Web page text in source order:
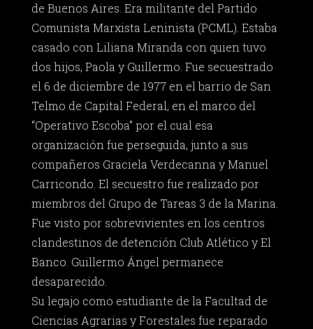
de Buenos Aires. Era militante del Partido
Comunista Marxista Leninista (PCML). Estaba
casado con Liliana Miranda con quien tuvo
dos hijos, Paola y Guillermo. Fue secuestrado
el 6 de diciembre de 1977 en el barrio de San
Telmo de Capital Federal, en el marco del
“Operativo Escoba” por el cual esa
organización fue perseguida, junto a sus
compañeros Graciela Verdecanna y Manuel
Carricondo. El secuestro fue realizado por
miembros del Grupo de Tareas 3 de la Marina.
Fue visto por sobrevivientes en los centros
clandestinos de detención Club Atlético y El
Banco. Guillermo Ángel permanece
desaparecido.
Su legajo como estudiante de la Facultad de
Ciencias Agrarias y Forestales fue reparado